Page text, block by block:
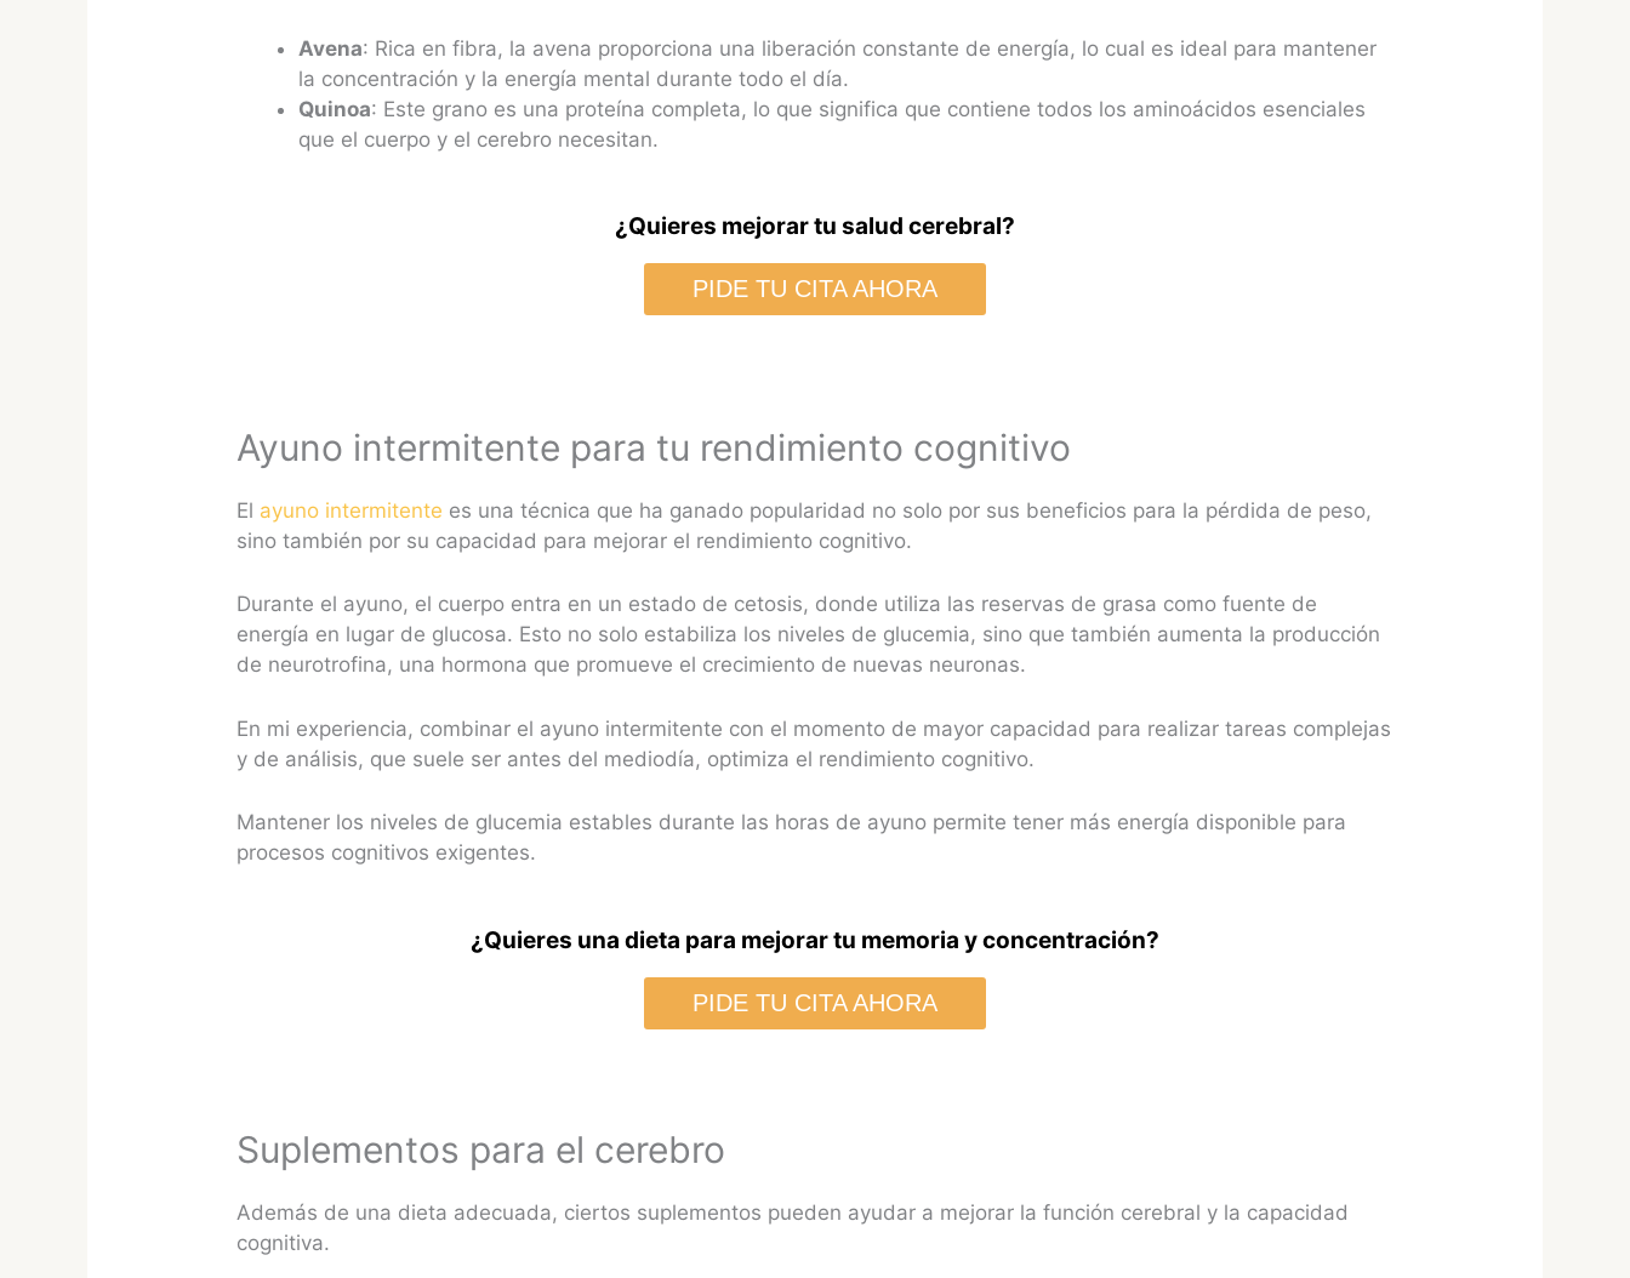
Avena: Rica en fibra, la avena proporciona una liberación constante de energía, lo cual es ideal para mantener
la concentración y la energía mental durante todo el día.
Quinoa: Este grano es una proteína completa, lo que significa que contiene todos los aminoácidos esenciales
que el cuerpo y el cerebro necesitan.
¿Quieres mejorar tu salud cerebral?
PIDE TU CITA AHORA
Ayuno intermitente para tu rendimiento cognitivo
El ayuno intermitente es una técnica que ha ganado popularidad no solo por sus beneficios para la pérdida de peso,
sino también por su capacidad para mejorar el rendimiento cognitivo.
Durante el ayuno, el cuerpo entra en un estado de cetosis, donde utiliza las reservas de grasa como fuente de
energía en lugar de glucosa. Esto no solo estabiliza los niveles de glucemia, sino que también aumenta la producción
de neurotrofina, una hormona que promueve el crecimiento de nuevas neuronas.
En mi experiencia, combinar el ayuno intermitente con el momento de mayor capacidad para realizar tareas complejas
y de análisis, que suele ser antes del mediodía, optimiza el rendimiento cognitivo.
Mantener los niveles de glucemia estables durante las horas de ayuno permite tener más energía disponible para
procesos cognitivos exigentes.
¿Quieres una dieta para mejorar tu memoria y concentración?
PIDE TU CITA AHORA
Suplementos para el cerebro
Además de una dieta adecuada, ciertos suplementos pueden ayudar a mejorar la función cerebral y la capacidad
cognitiva.